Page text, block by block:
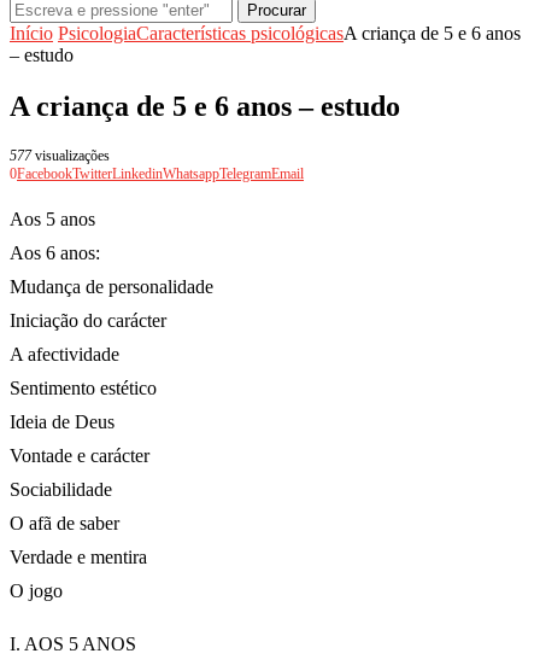
Procurar
Início PsicologiaCaracterísticas psicológicasA criança de 5 e 6 anos
– estudo
A criança de 5 e 6 anos – estudo
577visualizações
0FacebookTwitterLinkedinWhatsappTelegramEmail
Aos 5 anos
Aos 6 anos:
Mudança de personalidade
Iniciação do carácter
A afectividade
Sentimento estético
Ideia de Deus
Vontade e carácter
Sociabilidade
O afã de saber
Verdade e mentira
O jogo
I. AOS 5 ANOS